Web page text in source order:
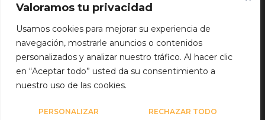
Valoramos tu privacidad
Usamos cookies para mejorar su experiencia de
navegación, mostrarle anuncios o contenidos
personalizados y analizar nuestro tráfico. Al hacer clic
en “Aceptar todo” usted da su consentimiento a
nuestro uso de las cookies.
PERSONALIZAR RECHAZAR TODO
#FLASHSURFING
#CONEXIONSURFING
A CONTRA PICO
DOCUSERIES
Diseño web porWebmasterPRO